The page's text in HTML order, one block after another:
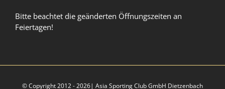
Partner
Bitte beachtet die geänderten Öffnungszeiten an
Feiertagen!
© Copyright 2012 - 2026| Asia Sporting Club GmbH Dietzenbach